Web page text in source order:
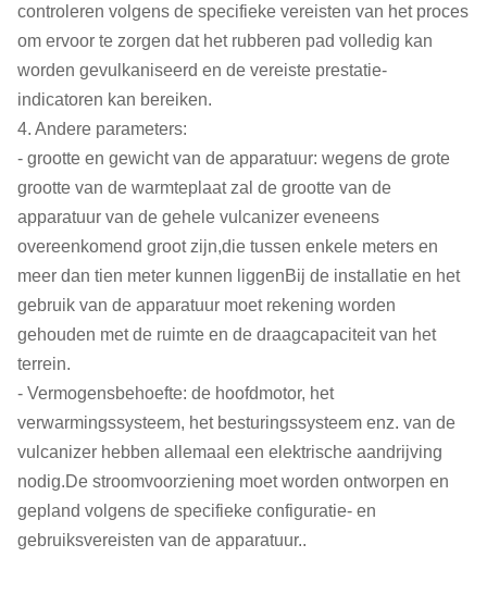
controleren volgens de specifieke vereisten van het proces
om ervoor te zorgen dat het rubberen pad volledig kan
worden gevulkaniseerd en de vereiste prestatie-
indicatoren kan bereiken.
4. Andere parameters:
- grootte en gewicht van de apparatuur: wegens de grote
grootte van de warmteplaat zal de grootte van de
apparatuur van de gehele vulcanizer eveneens
overeenkomend groot zijn,die tussen enkele meters en
meer dan tien meter kunnen liggenBij de installatie en het
gebruik van de apparatuur moet rekening worden
gehouden met de ruimte en de draagcapaciteit van het
terrein.
- Vermogensbehoefte: de hoofdmotor, het
verwarmingssysteem, het besturingssysteem enz. van de
vulcanizer hebben allemaal een elektrische aandrijving
nodig.De stroomvoorziening moet worden ontworpen en
gepland volgens de specifieke configuratie- en
gebruiksvereisten van de apparatuur..